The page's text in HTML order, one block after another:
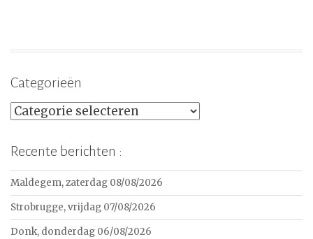
Categorieën
Categorieën
Recente berichten :
Maldegem, zaterdag 08/08/2026
Strobrugge, vrijdag 07/08/2026
Donk, donderdag 06/08/2026